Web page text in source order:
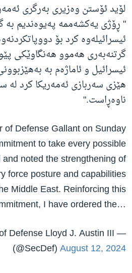
لۆید ئۆستن وەزیری بەرگری
" ڕۆژی یەکشەممە پەیوەندیم بە
ئیسرائیلەوە کرد بۆ
گرتنەبەری هەموو هەنگاوێکی
ئیسرائیل و ئاماژەم بە
هێزی سەربازی ئەمەریکا کرد لە
ناوەڕاست."
Defense Gallant on Sunday
to take every possible
noted the strengthening of
force posture and capabilities
Middle East. Reinforcing this
I have ordered the…
of Defense Lloyd J. Austin III
(@SecDef)August 12, 2024